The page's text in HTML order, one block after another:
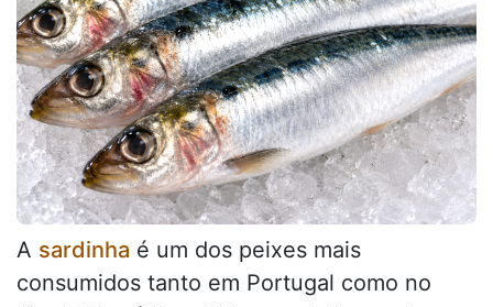
A sardinha é um dos peixes mais
consumidos tanto em Portugal como no